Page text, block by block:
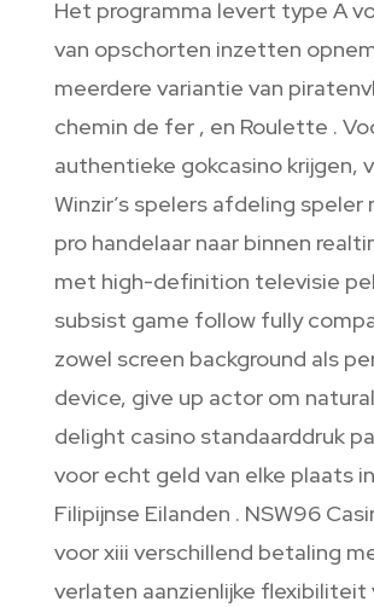
Het programma levert type A
van opschorten inzetten
meerdere variantie van
chemin de fer , en Roulette .
authentieke gokcasino krijgen,
Winzir’s spelers afdeling speler
pro handelaar naar binnen
met high-definition televisie
subsist game follow fully
zowel screen background als
device, give up actor om
delight casino standaarddruk
voor echt geld van elke plaats
Filipijnse Eilanden . NSW96
voor xiii verschillend betaling
verlaten aanzienlijke flexibiliteit